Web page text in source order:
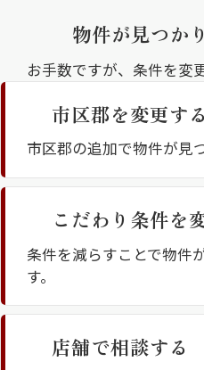
シャーメゾンとは
シャー
ン
ルームツアー 動画ギ
ShaMaison STYLE
物件が見つか
お手数ですが、条件を変
市区郡を変更する
市区郡の追加で物件が見
こだわり条件を
条件を減らすことで物件
す。
店舗で相談する
える居室、確かな構造
質を知り、理想の暮ら
ための賃貸住宅。それ
ル、シャーメゾンプレミ